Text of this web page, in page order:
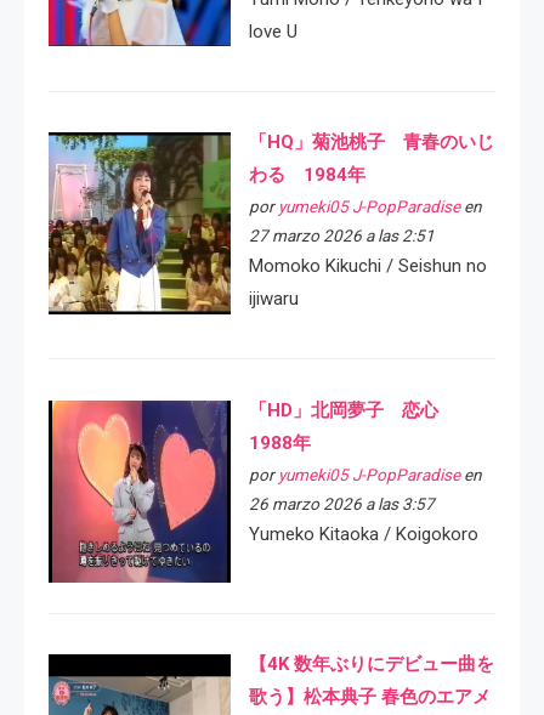
love U
「HQ」菊池桃子 青春のいじ
わる 1984年
por yumeki05 J-PopParadiseen
27 marzo 2026 a las 2:51
Momoko Kikuchi / Seishun no
ijiwaru
「HD」北岡夢子 恋心
1988年
por yumeki05 J-PopParadiseen
26 marzo 2026 a las 3:57
Yumeko Kitaoka / Koigokoro
【4K 数年ぶりにデビュー曲を
歌う】松本典子 春色のエアメ